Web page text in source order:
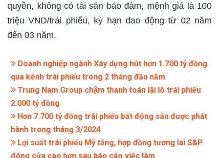
quyền, không có tài sản bảo đảm, mệnh giá là 100
triệu VND/trái phiếu, kỳ hạn dao động từ 02 năm
đến 03 năm.
Doanh nghiệp ngành Xây dựng hút hơn 1.700 tỷ đồng
qua kênh trái phiếu trong 2 tháng đầu năm
Trung Nam Group chậm thanh toán lãi lô trái phiếu
2.000 tỷ đồng
Hơn 7.700 tỷ đồng trái phiếu bất động sản được phát
hành trong tháng 3/2024
Lợi suất trái phiếu Mỹ tăng, hợp đồng tương lai S&P
đóng cửa cao hơn sau báo cáo việc làm